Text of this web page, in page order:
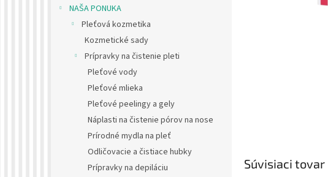
NAŠA PONUKA
Pleťová kozmetika
Kozmetické sady
Prípravky na čistenie pleti
Pleťové vody
Pleťové mlieka
Pleťové peelingy a gely
Náplasti na čistenie pórov na nose
Prírodné mydla na pleť
Odličovacie a čistiace hubky
Prípravky na depiláciu
Súvisiaci tovar